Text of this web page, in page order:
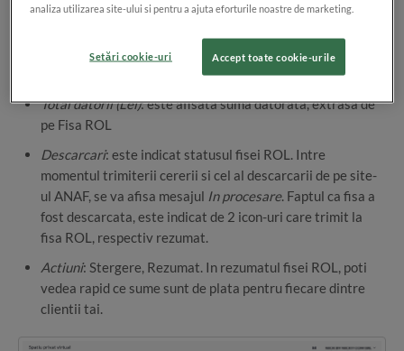
Client: numele firmei
: data la care fisa este emisa de ANAF
Total datorii (Lei): este afisata suma datorata, extrasa de
pe Fisa ROL
Descarcari: este indicat statusul fisei ROL. Intre
momentul trimiterii cererii si cel al descarcarii de pe site-
ul ANAF, se va afisa mesajul In procesare. Faptul ca fisa a
fost descarcata, este indicat de 2 icon-uri care trimit la
fisa ROL, respectiv rezumat.
Actiuni: Stergere, Rezumat. In rezumatul fisei ROL, poti
vedea rapid ce sume sunt de plata pentru fiecare dintre
clientii tai.
analiza utilizarea site-ului si pentru a ajuta eforturile noastre de marketing.
Accept toate cookie-urile
Setări cookie-uri